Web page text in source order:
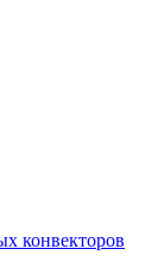
конвекторов